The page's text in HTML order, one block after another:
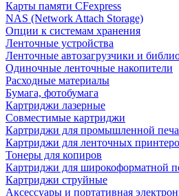
Карты памяти CFexpress
NAS (Network Attach Storage)
Опции к системам хранения
Ленточные устройства
Ленточные автозагрузчики и
Одиночные ленточные накопители
Расходные материалы
Бумага, фотобумага
Картриджи лазерные
Совместимые картриджи
Картриджи для промышленной
Картриджи для ленточных
Тонеры для копиров
Картриджи для широкоформатной
Картриджи струйные
Аксессуары и портативная